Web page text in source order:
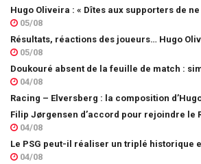
Hugo Oliveira : « Dîtes aux supporters de ne
05/08
05/08
04/08
Racing – Elversberg : la composition
Filip Jørgensen d’accord pour rejoindre le
04/08
04/08